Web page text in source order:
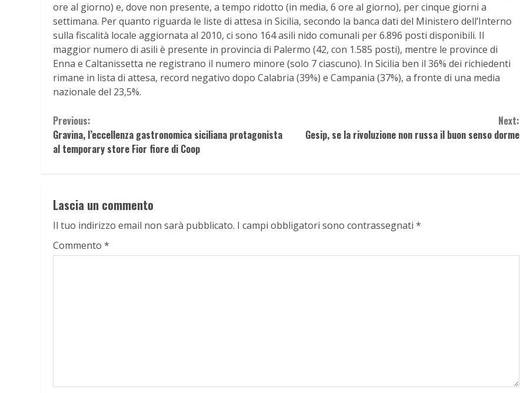
ore al giorno) e, dove non presente, a tempo ridotto (in media, 6 ore al giorno), per cinque giorni a
settimana. Per quanto riguarda le liste di attesa in Sicilia, secondo la banca dati del Ministero dell’Interno
sulla fiscalità locale aggiornata al 2010, ci sono 164 asili nido comunali per 6.896 posti disponibili. Il
maggior numero di asili è presente in provincia di Palermo (42, con 1.585 posti), mentre le province di
Enna e Caltanissetta ne registrano il numero minore (solo 7 ciascuno). In Sicilia ben il 36% dei richiedenti
rimane in lista di attesa, record negativo dopo Calabria (39%) e Campania (37%), a fronte di una media
nazionale del 23,5%.
Continue
Reading
Previous:
Gravina, l’eccellenza gastronomica siciliana protagonista
al temporary store Fior fiore di Coop
Next:
Gesip, se la rivoluzione non russa il buon senso dorme
Lascia un commento
Il tuo indirizzo email non sarà pubblicato. I campi obbligatori sono contrassegnati *
Commento *